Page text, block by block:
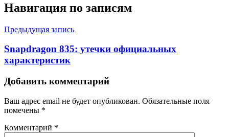
Навигация по записям
Предыдущая запись
Snapdragon 835: утечки официальных
характеристик
Добавить комментарий
Ваш адрес email не будет опубликован. Обязательные поля
помечены *
Комментарий *